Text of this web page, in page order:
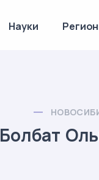
Науки
Болбат